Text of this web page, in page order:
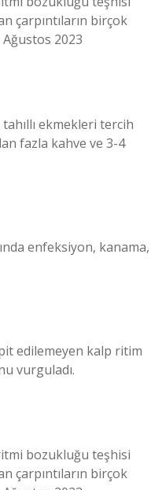
çarpıntıların birçok
2023
ekmekleri tercih
fazla kahve ve 3-4
enfeksiyon, kanama,
edilemeyen kalp ritim
vurguladı.
bozukluğu teşhisi
çarpıntıların birçok